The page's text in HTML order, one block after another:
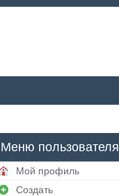
Меню пользователя
Мой профиль
Создать